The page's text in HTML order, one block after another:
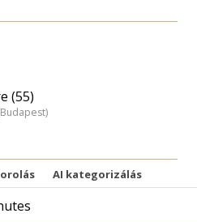
(55)
AI kategorizálás